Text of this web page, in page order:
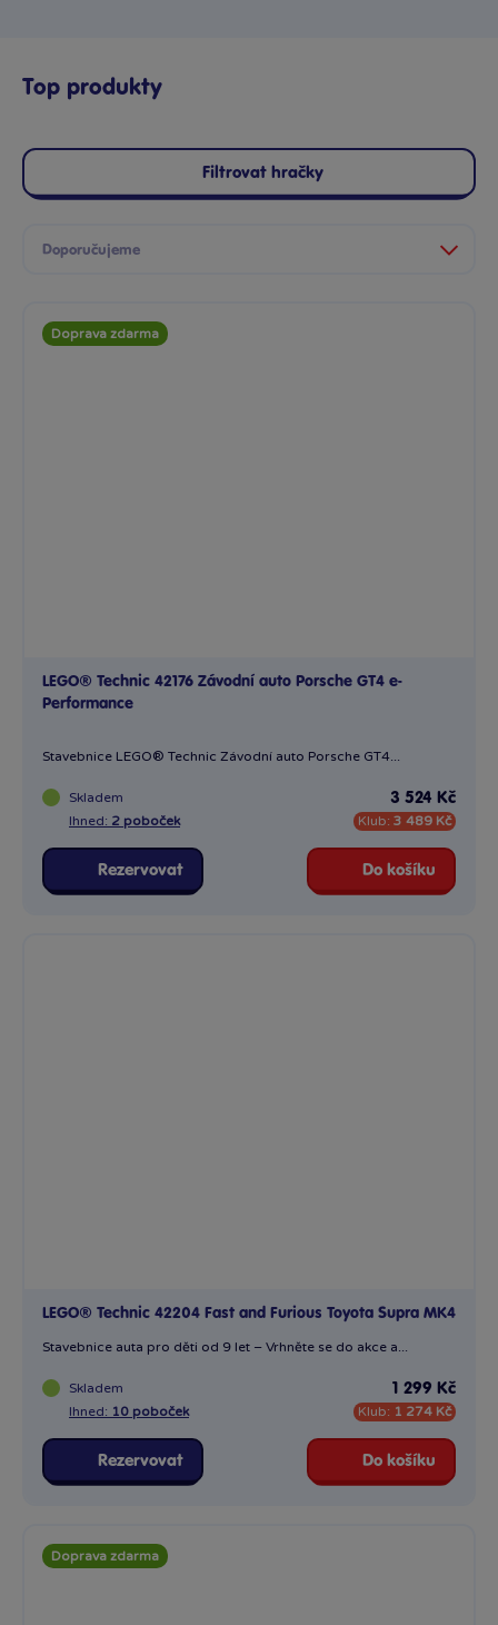
Top produkty
Filtrovat hračky
Doprava zdarma
LEGO® Technic 42176 Závodní auto Porsche GT4 e-
Performance
Stavebnice LEGO® Technic Závodní auto Porsche GT4...
Skladem
Ihned: 2 poboček
3 524 Kč
Klub: 3 489 Kč
Rezervovat Do košíku
LEGO® Technic 42204 Fast and Furious Toyota Supra MK4
Stavebnice auta pro děti od 9 let – Vrhněte se do akce a...
Skladem
Ihned: 10 poboček
1 299 Kč
Klub: 1 274 Kč
Rezervovat Do košíku
Doprava zdarma